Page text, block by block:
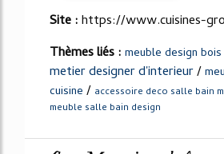
Site :https://www.cuisines-
Thèmes liés : meuble design
metier designer d'interieur/
cuisine / accessoire deco salle bain
meuble salle bain design